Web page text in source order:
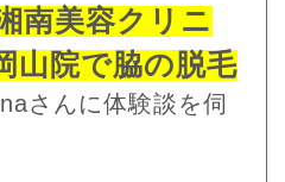
南美容クリニ
院で脇の脱毛
さんに体験談を伺